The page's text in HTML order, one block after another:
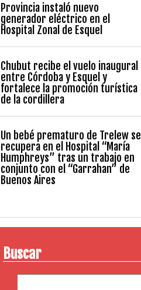
Provincia instaló nuevo
generador eléctrico en el
Hospital Zonal de Esquel
Chubut recibe el vuelo inaugural
entre Córdoba y Esquel y
fortalece la promoción turística
de la cordillera
Un bebé prematuro de Trelew se
recupera en el Hospital “María
Humphreys” tras un trabajo en
conjunto con el “Garrahan” de
Buenos Aires
Buscar